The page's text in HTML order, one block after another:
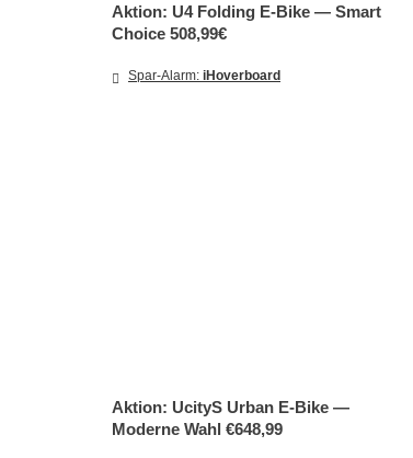
Aktion: U4 Folding E‑Bike — Smart
Choice 508,99€
Spar-Alarm: iHoverboard
Aktion: UcityS Urban E‑Bike —
Moderne Wahl €648,99